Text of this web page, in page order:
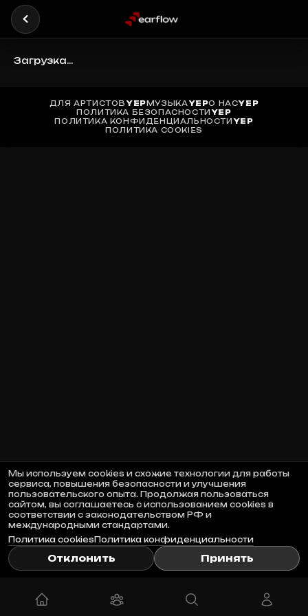
Мы используем cookies и схожие технологии для работы
сервиса, повышения безопасности и улучшения
пользовательского опыта. Продолжая пользоваться
сайтом, вы соглашаетесь с использованием cookies в
соответствии с законодательством РФ и
международными стандартами.
Политика cookies Политика конфиденциальности
Отклонить Принять
Загрузка...
ДЛЯ АРТИСТОВYEPМУЗЫКАYEPО НАСYEP
ПОЛИТИКА БЕЗОПАСНОСТИYEP
ПОЛИТИКА КОНФИДЕНЦИАЛЬНОСТИYEP
ПОЛИТИКА COOKIES